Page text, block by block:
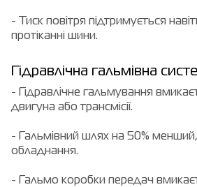
- Тиск повітря підтримується
протіканні шини.
Гідравлічна гальмівна
- Гідравлічне гальмування
двигуна або трансмісії.
- Гальмівний шлях на 50% менший,
обладнання.
- Гальмо коробки передач